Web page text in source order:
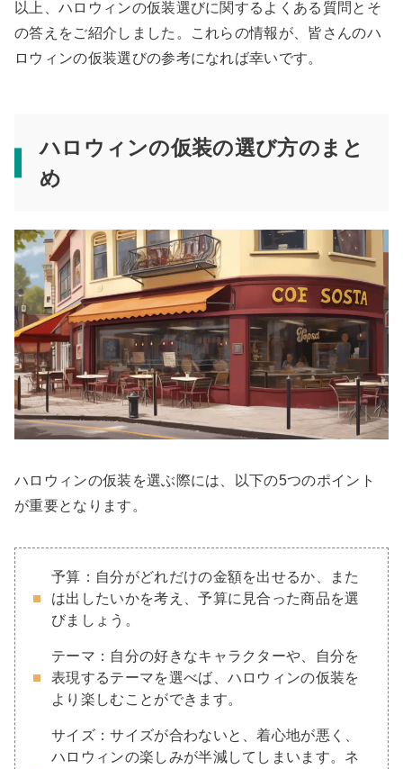
以上、ハロウィンの仮装選びに関するよくある質問とそ
の答えをご紹介しました。これらの情報が、皆さんのハ
ロウィンの仮装選びの参考になれば幸いです。
ハロウィンの仮装の選び方のまと
め
ハロウィンの仮装を選ぶ際には、以下の5つのポイント
が重要となります。
予算：自分がどれだけの金額を出せるか、また
は出したいかを考え、予算に見合った商品を選
びましょう。
テーマ：自分の好きなキャラクターや、自分を
表現するテーマを選べば、ハロウィンの仮装を
より楽しむことができます。
サイズ：サイズが合わないと、着心地が悪く、
ハロウィンの楽しみが半減してしまいます。ネ